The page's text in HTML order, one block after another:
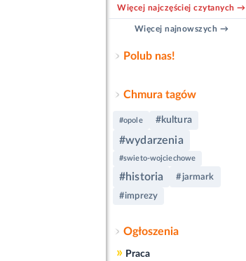
Więcej najczęściej czytanych →
Więcej najnowszych →
Polub nas!
Chmura tagów
#opole #kultura
#wydarzenia
#swieto-wojciechowe
#historia #jarmark
#imprezy
Ogłoszenia
» Praca